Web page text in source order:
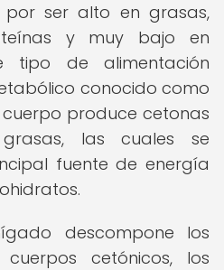
ser alto en grasas,
y muy bajo en
tipo de alimentación
conocido como
produce cetonas
las cuales se
fuente de energía
descompone los
cetónicos, los